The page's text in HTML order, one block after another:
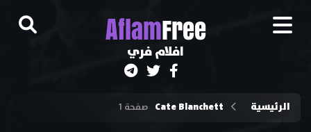
AflamFree
افلام فري
الرئيسية Cate Blanchett صفحة 1